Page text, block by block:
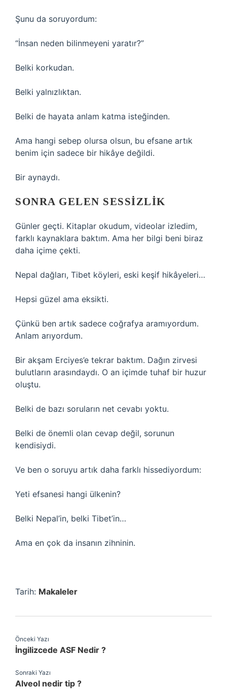
Şunu da soruyordum:
“İnsan neden bilinmeyeni yaratır?”
Belki korkudan.
Belki yalnızlıktan.
Belki de hayata anlam katma isteğinden.
Ama hangi sebep olursa olsun, bu efsane artık
benim için sadece bir hikâye değildi.
Bir aynaydı.
SONRA GELEN SESSIZLIK
Günler geçti. Kitaplar okudum, videolar izledim,
farklı kaynaklara baktım. Ama her bilgi beni biraz
daha içime çekti.
Nepal dağları, Tibet köyleri, eski keşif hikâyeleri…
Hepsi güzel ama eksikti.
Çünkü ben artık sadece coğrafya aramıyordum.
Anlam arıyordum.
Bir akşam Erciyes’e tekrar baktım. Dağın zirvesi
bulutların arasındaydı. O an içimde tuhaf bir huzur
oluştu.
Belki de bazı soruların net cevabı yoktu.
Belki de önemli olan cevap değil, sorunun
kendisiydi.
Ve ben o soruyu artık daha farklı hissediyordum:
Yeti efsanesi hangi ülkenin?
Belki Nepal’in, belki Tibet’in…
Ama en çok da insanın zihninin.
Tarih: Makaleler
Önceki Yazı
İngilizcede ASF Nedir ?
Sonraki Yazı
Alveol nedir tip ?